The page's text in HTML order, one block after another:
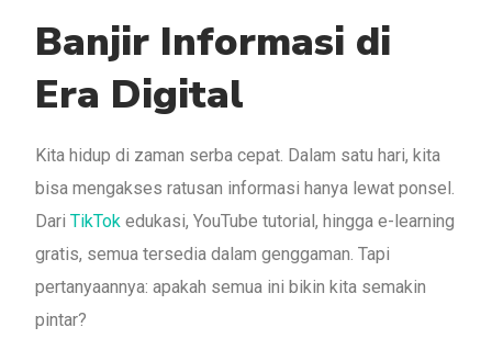
Banjir Informasi di
Era Digital
Kita hidup di zaman serba cepat. Dalam satu hari, kita
bisa mengakses ratusan informasi hanya lewat ponsel.
DariTikTok edukasi, YouTube tutorial, hingga e-learning
gratis, semua tersedia dalam genggaman. Tapi
pertanyaannya: apakah semua ini bikin kita semakin
pintar?